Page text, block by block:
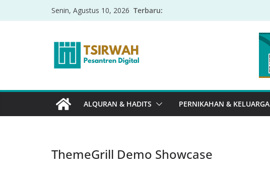
Senin, Agustus 10, 2026 Terbaru:
ALQURAN & HADITS PERNIKAHAN & KELUARGA
ThemeGrill Demo Showcase